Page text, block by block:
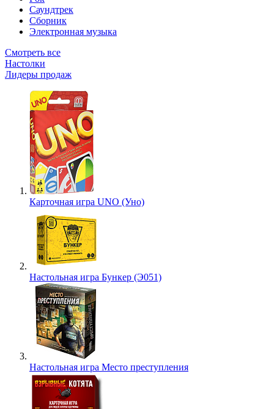
Саундтрек
Сборник
Электронная музыка
Смотреть все
Настолки
Лидеры продаж
Карточная игра UNO (Уно)
Настольная игра Бункер (Э051)
Настольная игра Место преступления